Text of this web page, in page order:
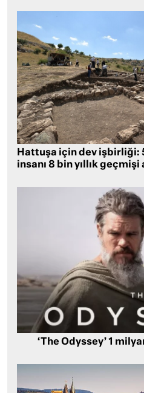
Hattuşa için dev işbirliği:
insanı 8 bin yıllık geçmişi
‘The Odyssey’ 1